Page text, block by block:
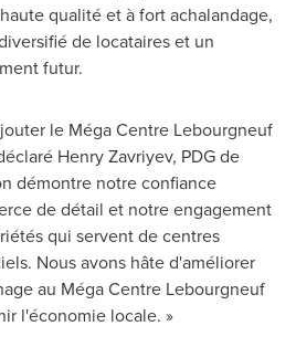
qualité et à fort achalandage,
de locataires et un
futur.
le Méga Centre Lebourgneuf
Henry Zavriyev, PDG de
démontre notre confiance
de détail et notre engagement
qui servent de centres
Nous avons hâte d'améliorer
au Méga Centre Lebourgneuf
l'économie locale. »